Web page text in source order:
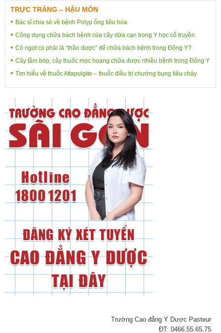
TRỰC TRÀNG – HẬU MÔN
Bác sĩ chia sẻ về bệnh Polyp ống tiêu hóa
Công dụng chữa bách bệnh của cây dừa cạn trong Y học cổ truyền
Cỏ ngọt có phải là “thần dược” để chữa bách bệnh trong Đông Y?
Cây tầm bóp, cây thuốc mọc hoang chữa được nhiều bệnh trong Đông Y
Tìm hiểu về thuốc Attapulgite – thuốc điều trị chướng bụng tiêu chảy
Trường Cao đẳng Y Dược Pasteur
ĐT: 0466.55.65.75